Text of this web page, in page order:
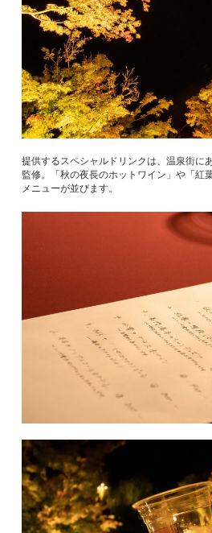
提供するスペシャルドリンクは、温泉街に
監修。「秋の夜長のホットワイン」や「紅
メニューが並びます。